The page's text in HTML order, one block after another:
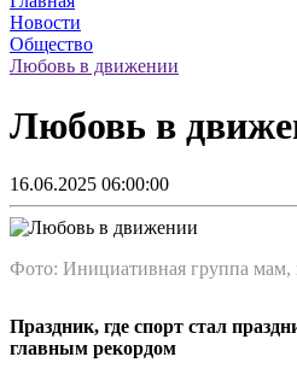
Новости
Общество
Любовь в движении
Любовь в
16.06.2025 06:00:00
Фото: Инициативная группа мам,
Праздник, где спорт стал
главным рекордом